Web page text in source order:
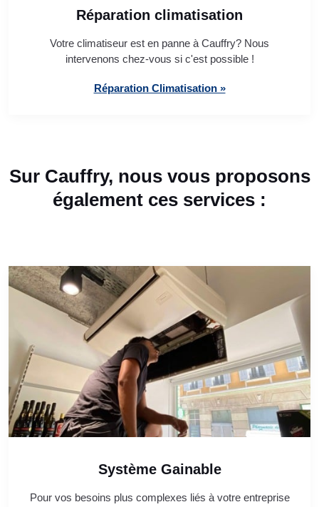
Réparation climatisation
Votre climatiseur est en panne à Cauffry? Nous
intervenons chez-vous si c'est possible !
Réparation Climatisation »
Sur Cauffry, nous vous proposons
également ces services :
Système Gainable
Pour vos besoins plus complexes liés à votre entreprise